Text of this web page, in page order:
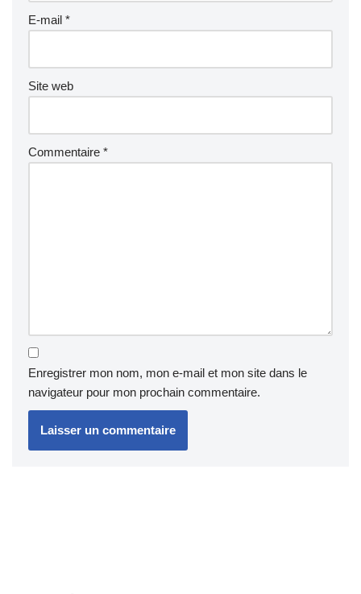
E-mail *
Site web
Commentaire *
Enregistrer mon nom, mon e-mail et mon site dans le
navigateur pour mon prochain commentaire.